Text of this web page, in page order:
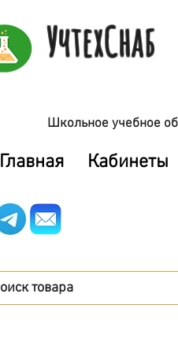
УчтехСнаб
Школьное учебное
Главная Кабинеты